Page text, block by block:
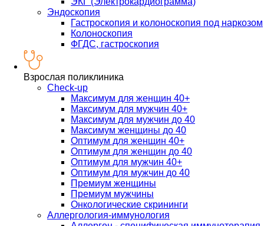
Эндоскопия
Гастроскопия и колоноскопия под наркозом
Колоноскопия
ФГДС, гастроскопия
Взрослая поликлиника
Check-up
Максимум для женщин 40+
Максимум для мужчин 40+
Максимум для мужчин до 40
Максимум женщины до 40
Оптимум для женщин 40+
Оптимум для женщин до 40
Оптимум для мужчин 40+
Оптимум для мужчин до 40
Премиум женщины
Премиум мужчины
Онкологические скрининги
Аллергология-иммунология